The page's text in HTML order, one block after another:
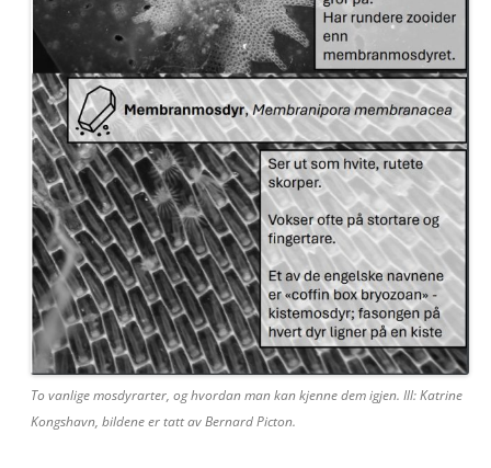
To vanlige mosdyrarter, og hvordan man kan kjenne dem igjen. Ill: Katrine
Kongshavn, bildene er tatt av Bernard Picton.